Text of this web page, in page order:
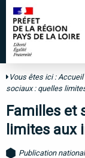
Vous êtes ici :Accueil
sociaux : quelles
Familles et
limites aux
Publication